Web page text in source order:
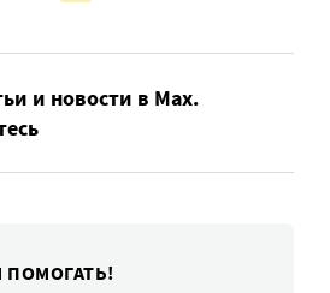
и новости в Max.